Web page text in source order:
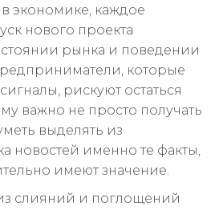
экономике, каждое
нового проекта
рынка и поведении
которые
рискуют остаться
важно не просто получать
выделять из
новостей именно те факты,
имеют значение.
слияний и поглощений